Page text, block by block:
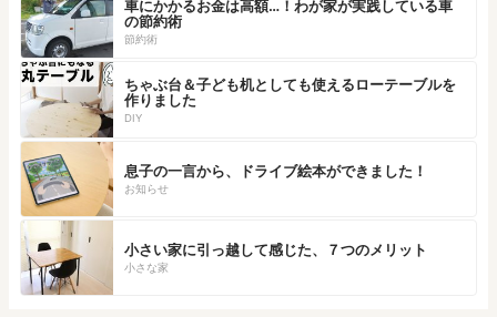
車にかかるお金は高額…！わが家が実践している車
の節約術
節約術
ちゃぶ台＆子ども机としても使えるローテーブルを
作りました
DIY
息子の一言から、ドライブ絵本ができました！
お知らせ
小さい家に引っ越して感じた、７つのメリット
小さな家